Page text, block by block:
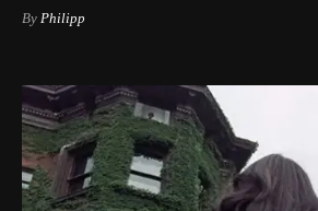
By Philipp